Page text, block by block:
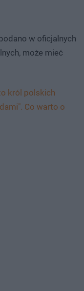
w oficjalnych
może mieć
król polskich
Co warto o